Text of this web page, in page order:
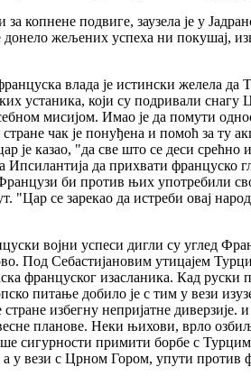
копнене подвиге, заузела је у
жељених успеха ни покушај,
влада је истински желела да
устаника, који су подривали снагу
мисијом. Имао је да помути
чак је понуђена и помоћ за ту
је казао, "да све што се деси срећно
да прихвати француско
би против њих употребили
се зарекао да истреби овај
војни успеси дигли су углед
Под Себастијановим утицајем
француског изасланика. Кад руски
питање добило је с тим у вези
избегну непријатне диверзије.
планове. Неки њихови, врло
сигурности примити борбе с
а у вези с Црном Гором, упути против